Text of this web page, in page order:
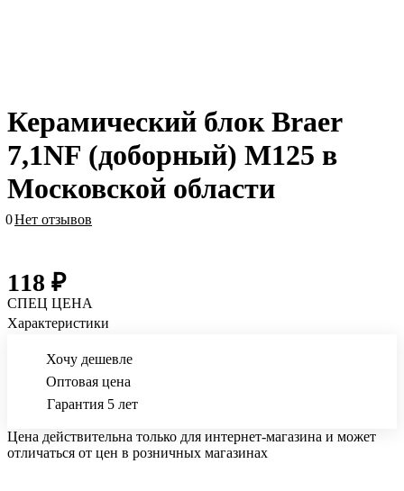
Керамический блок Braer
7,1NF (доборный) М125 в
Московской области
0Нет отзывов
118 ₽
СПЕЦ ЦЕНА
Характеристики
Хочу дешевле
Оптовая цена
Гарантия 5 лет
Цена действительна только для интернет-магазина и может
отличаться от цен в розничных магазинах